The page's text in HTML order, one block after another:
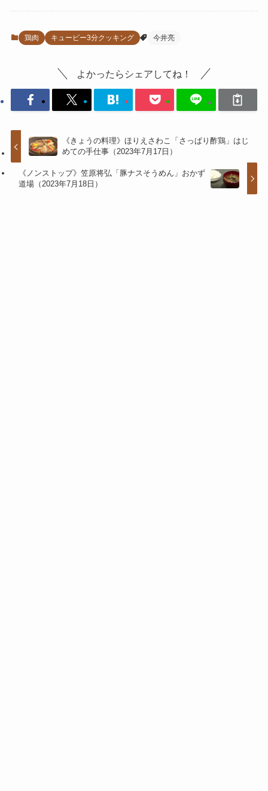
鶏肉 キューピー3分クッキング 今井亮
よかったらシェアしてね！
《きょうの料理》ほりえさわこ「さっぱり酢鶏」はじ
めての手仕事（2023年7月17日）
《ノンストップ》笠原将弘「豚ナスそうめん」おかず
道場（2023年7月18日）